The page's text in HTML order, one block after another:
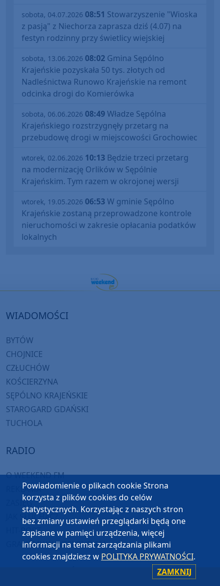
sobota, 04.07.2026 08:51 Stowarzyszenie "Wioska
z pasją" z Niechorza zaprasza dziś (4.07) na
festyn rodzinny przy świetlicy wiejskiej
sobota, 13.06.2026 08:02 Gmina Sępólno
Krajeńskie pozyskała 50 tys. złotych od
Nadleśnictwa Runowo Krajeńskie na remont
odcinka drogi do Komierówka
sobota, 06.06.2026 08:49Władze Sępólna
Krajeńskiego rozstrzygnęły przetarg na
przebudowę drogi w miejscowości Grochowiec
wtorek, 02.06.2026 10:13 Będzie trzeci przetarg
na modernizację Orlików w Sępólnie
Krajeńskim. Tym razem w okrojonej wersji
wtorek, 19.05.2026 06:53W gminie Sępólno
Krajeńskie zostaną przeprowadzone kontrole
nieruchomości w zakresie opłacania podatków
lokalnych
WIADOMOŚCI
BYTÓW
CHOJNICE
CZŁUCHÓW
KOŚCIERZYNA
SĘPÓLNO KRAJEŃSKIE
STAROGARD GDAŃSKI
TUCHOLA
RADIO
O WEEKEND FM
REKLAMA
ZASIĘG
JAK SŁUCHAĆ?
HIT-PORT
GRALIŚMY W WEEKEND FM
Powiadomienie o plikach cookie Strona
korzysta z plików cookies do celów
statystycznych. Korzystając z naszych stron
bez zmiany ustawień przeglądarki będą one
zapisane w pamięci urządzenia, więcej
informacji na temat zarządzania plikami
cookies znajdziesz w POLITYKA PRYWATNOŚCI.
ZAMKNIJ